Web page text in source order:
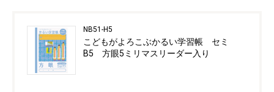
NB51-H5
こどもがよろこぶかるい学習帳 セミ
B5 方眼5ミリマスリーダー入り